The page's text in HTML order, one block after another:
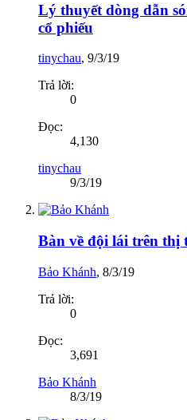
Lý thuyết dòng dẫn
cổ phiếu
tinychau, 9/3/19
Trả lời:
0
Đọc:
4,130
tinychau
9/3/19
Bàn về đội lái trên thị
Bảo Khánh, 8/3/19
Trả lời:
0
Đọc:
3,691
Bảo Khánh
8/3/19